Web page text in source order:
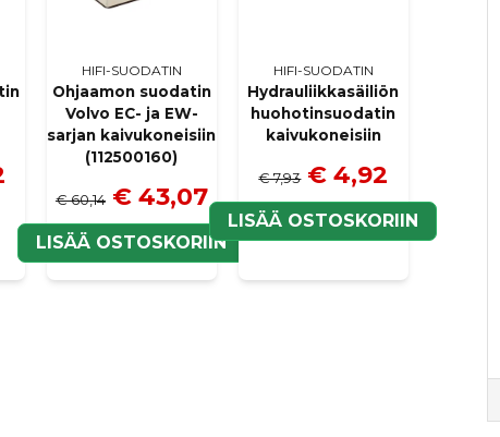
HIFI-SUODATIN
Ohjaamon suodatin
Volvo EC- ja EW-
sarjan kaivukoneisiin
(112500160)
€ 60,14 € 43,07
LISÄÄ OSTOSKORIIN
HIFI-SUODATIN
Hydrauliikkasäiliön
huohotinsuodatin
kaivukoneisiin
€ 7,93 € 4,92
LISÄÄ OSTOSKORIIN